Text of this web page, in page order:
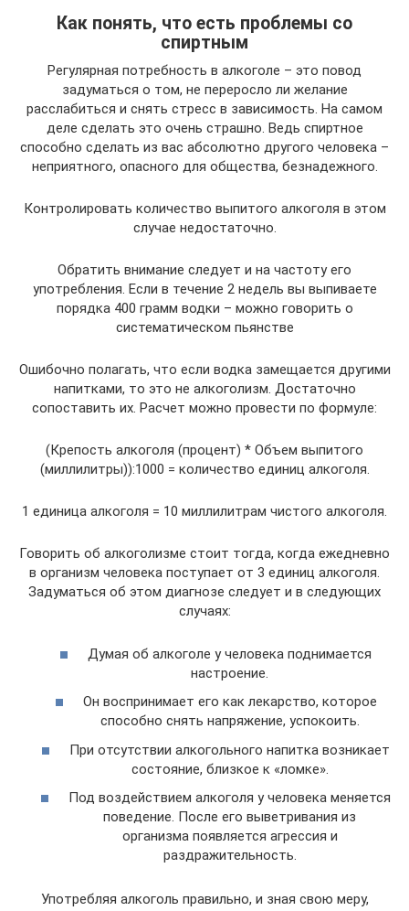
Как понять, что есть проблемы со
спиртным
Регулярная потребность в алкоголе – это повод
задуматься о том, не переросло ли желание
расслабиться и снять стресс в зависимость. На самом
деле сделать это очень страшно. Ведь спиртное
способно сделать из вас абсолютно другого человека –
неприятного, опасного для общества, безнадежного.
Контролировать количество выпитого алкоголя в этом
случае недостаточно.
Обратить внимание следует и на частоту его
употребления. Если в течение 2 недель вы выпиваете
порядка 400 грамм водки – можно говорить о
систематическом пьянстве
Ошибочно полагать, что если водка замещается другими
напитками, то это не алкоголизм. Достаточно
сопоставить их. Расчет можно провести по формуле:
(Крепость алкоголя (процент) * Объем выпитого
(миллилитры)):1000 = количество единиц алкоголя.
1 единица алкоголя = 10 миллилитрам чистого алкоголя.
Говорить об алкоголизме стоит тогда, когда ежедневно
в организм человека поступает от 3 единиц алкоголя.
Задуматься об этом диагнозе следует и в следующих
случаях:
Думая об алкоголе у человека поднимается
настроение.
Он воспринимает его как лекарство, которое
способно снять напряжение, успокоить.
При отсутствии алкогольного напитка возникает
состояние, близкое к «ломке».
Под воздействием алкоголя у человека меняется
поведение. После его выветривания из
организма появляется агрессия и
раздражительность.
Употребляя алкоголь правильно, и зная свою меру,